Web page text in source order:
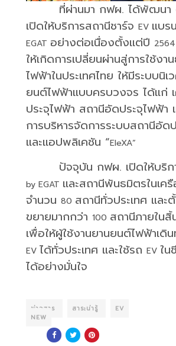
ที่ผ่านมา กฟผ. ได้พัฒนา
เปิดให้บริการสถานีชาร์จ EV แบร
EGAT อย่างต่อเนื่องตั้งเเต่ปี 2564
ให้เกิดการเปลี่ยนผ่านสู่การใช้งา
ไฟฟ้าในประเทศไทย ให้มีระบบนิเ
ยนต์ไฟฟ้าแบบครบวงจร ได้แก่
ประจุไฟฟ้า สถานีอัดประจุไฟฟ้า
การบริหารจัดการระบบสถานีอัด
และแอปพลิเคชัน “EleXA”
ปัจจุบัน กฟผ. เปิดให้บริก
by EGAT และสถานีพันธมิตรในเค
จำนวน 80 สถานีทั่วประเทศ และ
ขยายมากกว่า 100 สถานีภายในสิ้
เพื่อให้ผู้ใช้งานยานยนต์ไฟฟ้าเดิ
EV ได้ทั่วประเทศ และใช้รถ EV ใน
ได้อย่างมั่นใจ
ข่าวสาร สาระน่ารู้
EV
NEW